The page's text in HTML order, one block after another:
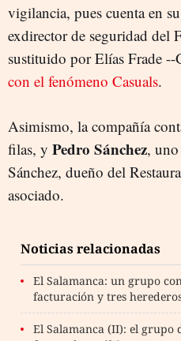
vigilancia, pues cuenta en
exdirector de seguridad del
sustituido por Elías Frade --
con el fenómeno Casuals.
Asimismo, la compañía
filas, y Pedro Sánchez,
Sánchez, dueño del
asociado.
Noticias relacionadas
El Salamanca: un grupo
facturación y tres
El Salamanca (II): el grupo